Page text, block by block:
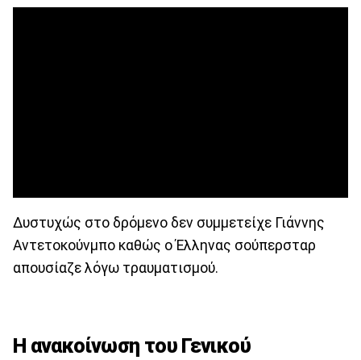
Δυστυχώς στο δρόμενο δεν συμμετείχε Γιάννης
Αντετοκούνμπο καθώς ο Έλληνας σούπερσταρ
απουσίαζε λόγω τραυματισμού.
Η ανακοίνωση του Γενικού